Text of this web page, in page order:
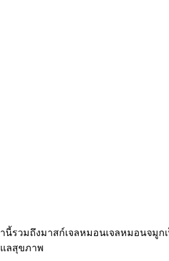
รวมถึงมาสก์เจลหมอนเจลหมอนจมูก
ลสุขภาพ